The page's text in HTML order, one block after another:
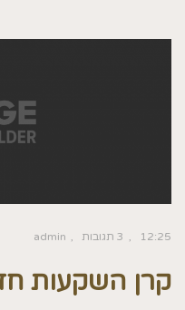
12:25 3 תגובות admin
קרן השקעות